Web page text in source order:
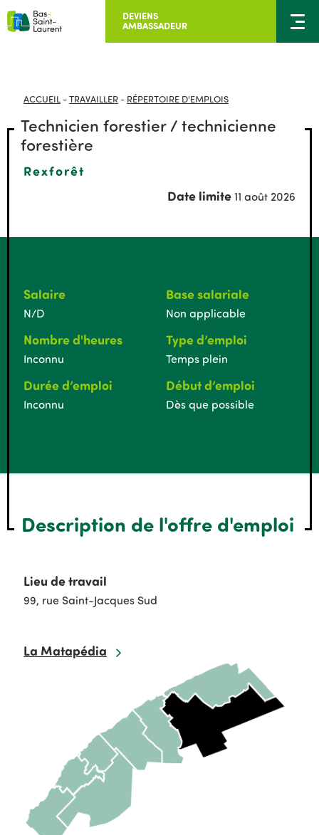
DEVIENS
AMBASSADEUR
ACCUEIL -TRAVAILLER- RÉPERTOIRE D'EMPLOIS
Technicien forestier / technicienne
forestière
Rexforêt
Date limite 11 août 2026
Salaire
N/D
Base salariale
Non applicable
Nombre d'heures
Inconnu
Type d’emploi
Temps plein
Durée d’emploi
Inconnu
Début d’emploi
Dès que possible
Description de l'offre d'emploi
Lieu de travail
99, rue Saint-Jacques Sud
La Matapédia